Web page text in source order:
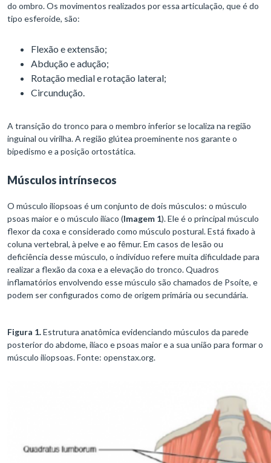
do ombro. Os movimentos realizados por essa articulação, que é do
tipo esferoide, são:
Flexão e extensão;
Abdução e adução;
Rotação medial e rotação lateral;
Circundução.
A transição do tronco para o membro inferior se localiza na região
inguinal ou virilha. A região glútea proeminente nos garante o
bipedismo e a posição ortostática.
Músculos intrínsecos
O músculo iliopsoas é um conjunto de dois músculos: o músculo
psoas maior e o músculo ilíaco (Imagem 1). Ele é o principal músculo
flexor da coxa e considerado como músculo postural. Está fixado à
coluna vertebral, à pelve e ao fêmur. Em casos de lesão ou
deficiência desse músculo, o indivíduo refere muita dificuldade para
realizar a flexão da coxa e a elevação do tronco. Quadros
inflamatórios envolvendo esse músculo são chamados de Psoíte, e
podem ser configurados como de origem primária ou secundária.
Figura 1.Estrutura anatômica evidenciando músculos da parede
posterior do abdome, ilíaco e psoas maior e a sua união para formar o
músculo iliopsoas. Fonte: openstax.org.